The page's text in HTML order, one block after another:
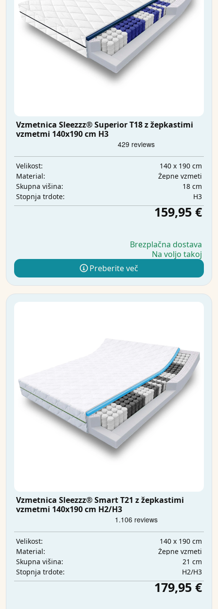
Vzmetnica Sleezzz® Superior T18 z žepkastimi
vzmetmi 140x190 cm H3
Velikost:
140 x 190 cm
Material:
Žepne vzmeti
Skupna višina:
18 cm
Stopnja trdote:
H3
159,95 €
Brezplačna dostava
Na voljo takoj
Preberite več
Vzmetnica Sleezzz® Smart T21 z žepkastimi
vzmetmi 140x190 cm H2/H3
Velikost:
140 x 190 cm
Material:
Žepne vzmeti
Skupna višina:
21 cm
Stopnja trdote:
H2/H3
179,95 €